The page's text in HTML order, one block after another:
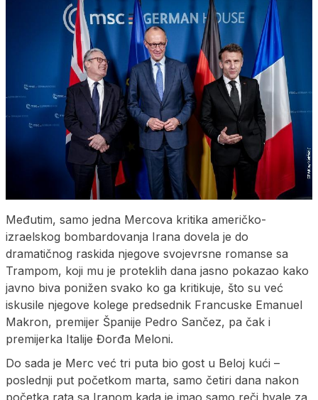
Međutim, samo jedna Mercova kritika američko-
izraelskog bombardovanja Irana dovela je do
dramatičnog raskida njegove svojevrsne romanse sa
Trampom, koji mu je proteklih dana jasno pokazao kako
javno biva ponižen svako ko ga kritikuje, što su već
iskusile njegove kolege predsednik Francuske Emanuel
Makron, premijer Španije Pedro Sančez, pa čak i
premijerka Italije Đorđa Meloni.
Do sada je Merc već tri puta bio gost u Beloj kući –
poslednji put početkom marta, samo četiri dana nakon